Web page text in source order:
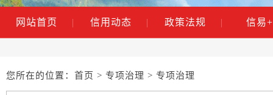
网站首页 | 信用动态 | 政策法规 | 信易+
您所在的位置： 首页 > 专项治理 > 专项治理